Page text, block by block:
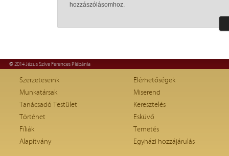
hozzászólásomhoz.
© 2014 Jézus Szíve Ferences Plébánia
Szerzeteseink
Munkatársak
Tanácsadó Testület
Történet
Fíliák
Alapítvány
Elérhetőségek
Miserend
Keresztelés
Esküvő
Temetés
Egyházi hozzájárulás